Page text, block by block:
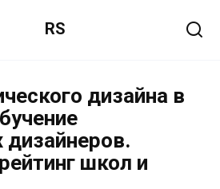
RS
дизайна в
дизайнеров.
школ и